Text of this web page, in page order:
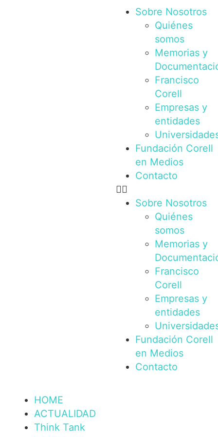
Sobre Nosotros
Quiénes
somos
Memorias y
Francisco
Corell
Empresas y
entidades
Fundación Corell
en Medios
Contacto
Sobre Nosotros
Quiénes
somos
Memorias y
Francisco
Corell
Empresas y
entidades
Fundación Corell
en Medios
Contacto
HOME
ACTUALIDAD
Think Tank